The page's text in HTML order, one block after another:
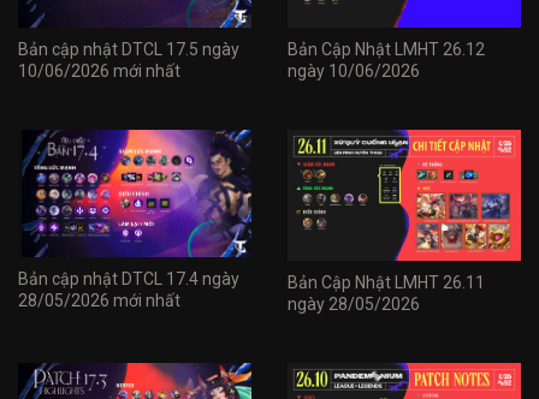
Bản cập nhật DTCL 17.5 ngày
10/06/2026 mới nhất
Bản Cập Nhật LMHT 26.12
ngày 10/06/2026
Bản cập nhật DTCL 17.4 ngày
28/05/2026 mới nhất
Bản Cập Nhật LMHT 26.11
ngày 28/05/2026